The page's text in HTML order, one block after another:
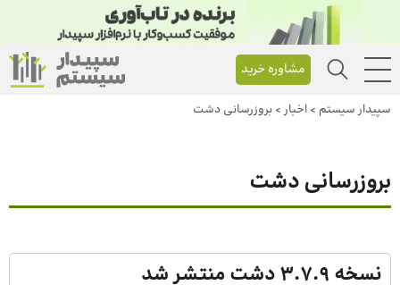
مشاوره خرید
سپیدار سیستم > اخبار> بروزرسانی دشت
بروزرسانی دشت
نسخه 3.7.9 دشت منتشر شد